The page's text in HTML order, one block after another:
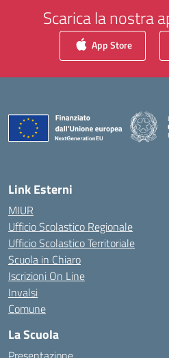
Scarica la nostra
App Store
Link Esterni
MIUR
Ufficio Scolastico Regionale
Ufficio Scolastico Territoriale
Scuola in Chiaro
Iscrizioni On Line
Invalsi
Comune
La Scuola